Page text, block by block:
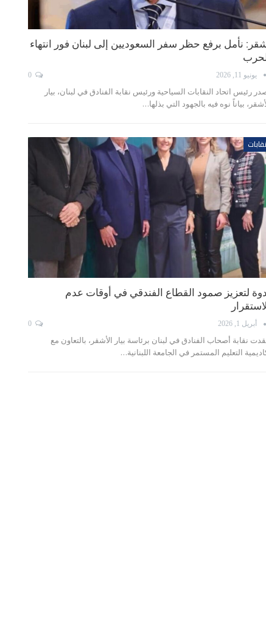
نأمل برفع حظر سفر السعوديين إلى لبنان فور انتهاء
يونيو 11, 2026
رئيس اتحاد النقابات السياحية ورئيس نقابة الفنادق في لبنان، بيار
بياناً نوه فيه بالجهود التي بذلها…
نقابات
لتعزيز صمود القطاع الفندقي في أوقات عدم
الاستقرار
أبريل 1, 2026
نقابة أصحاب الفنادق في لبنان برئاسة بيار الأشقر، بالتعاون مع
التعليم المستمر في الجامعة اللبنانية…